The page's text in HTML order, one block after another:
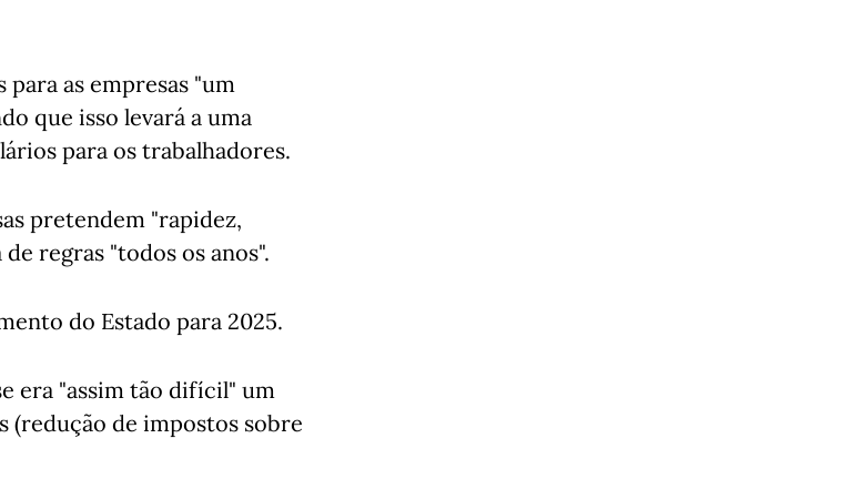
as empresas "um
que isso levará a uma
para os trabalhadores.
pretendem "rapidez,
regras "todos os anos".
do Estado para 2025.
era "assim tão difícil" um
(redução de impostos sobre